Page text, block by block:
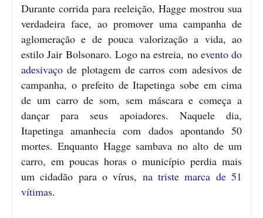
Durante corrida para reeleição, Hagge mostrou sua
verdadeira face, ao promover uma campanha de
aglomeração e de pouca valorização a vida, ao
estilo Jair Bolsonaro. Logo na estreia, no evento do
adesivaço de plotagem de carros com adesivos de
campanha, o prefeito de Itapetinga sobe em cima
de um carro de som, sem máscara e começa a
dançar para seus apoiadores. Naquele dia,
Itapetinga amanhecia com dados apontando 50
mortes. Enquanto Hagge sambava no alto de um
carro, em poucas horas o município perdia mais
um cidadão para o vírus, na triste marca de 51
vítimas.